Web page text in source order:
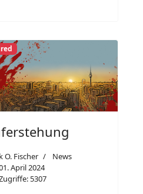
O. Fischer
News
April 2024
5307